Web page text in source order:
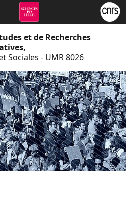
et de Recherches
Sociales - UMR 8026